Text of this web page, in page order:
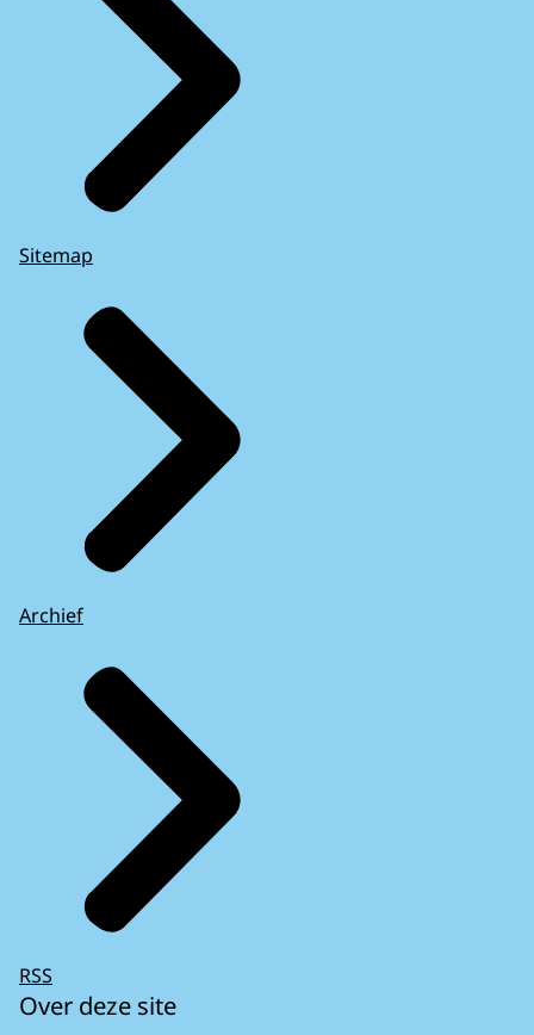
Sitemap
Archief
RSS
Over deze site